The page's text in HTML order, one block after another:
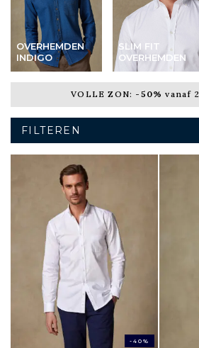
OVERHEMDEN
INDIGO
SLIM FIT
OVERHEMDEN
VOLLE ZON: -50% vanaf
FILTEREN
-40%